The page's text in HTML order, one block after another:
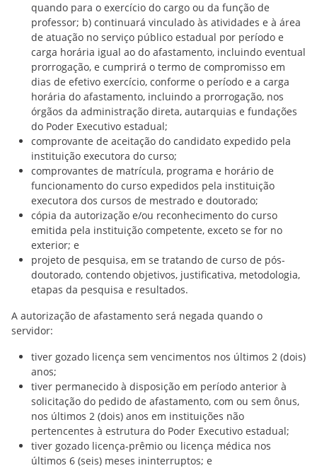
quando para o exercício do cargo ou da função de
professor; b) continuará vinculado às atividades e à área
de atuação no serviço público estadual por período e
carga horária igual ao do afastamento, incluindo eventual
prorrogação, e cumprirá o termo de compromisso em
dias de efetivo exercício, conforme o período e a carga
horária do afastamento, incluindo a prorrogação, nos
órgãos da administração direta, autarquias e fundações
do Poder Executivo estadual;
comprovante de aceitação do candidato expedido pela
instituição executora do curso;
comprovantes de matrícula, programa e horário de
funcionamento do curso expedidos pela instituição
executora dos cursos de mestrado e doutorado;
cópia da autorização e/ou reconhecimento do curso
emitida pela instituição competente, exceto se for no
exterior; e
projeto de pesquisa, em se tratando de curso de pós-
doutorado, contendo objetivos, justificativa, metodologia,
etapas da pesquisa e resultados.
A autorização de afastamento será negada quando o
servidor:
tiver gozado licença sem vencimentos nos últimos 2 (dois)
anos;
tiver permanecido à disposição em período anterior à
solicitação do pedido de afastamento, com ou sem ônus,
nos últimos 2 (dois) anos em instituições não
pertencentes à estrutura do Poder Executivo estadual;
tiver gozado licença-prêmio ou licença médica nos
últimos 6 (seis) meses ininterruptos; e